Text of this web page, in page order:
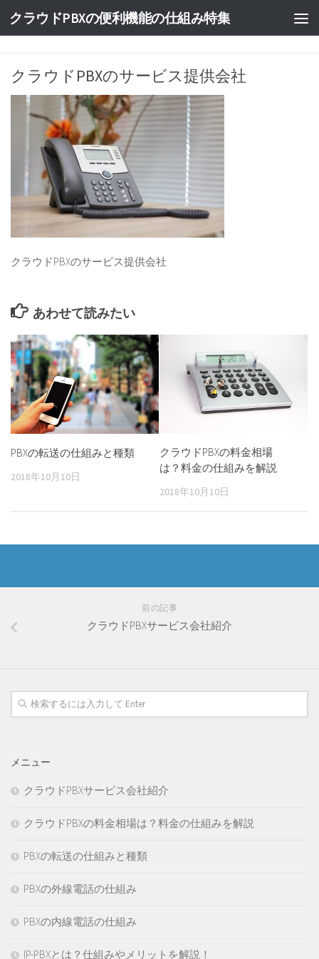
クラウドPBXの便利機能の仕組み特集
クラウドPBXのサービス提供会社
クラウドPBXのサービス提供会社
あわせて読みたい
PBXの転送の仕組みと種類
2018年10月10日
クラウドPBXの料金相場
は？料金の仕組みを解説
2018年10月10日
前の記事
クラウドPBXサービス会社紹介
メニュー
クラウドPBXサービス会社紹介
クラウドPBXの料金相場は？料金の仕組みを解説
PBXの転送の仕組みと種類
PBXの外線電話の仕組み
PBXの内線電話の仕組み
IP-PBXとは？仕組みやメリットを解説！